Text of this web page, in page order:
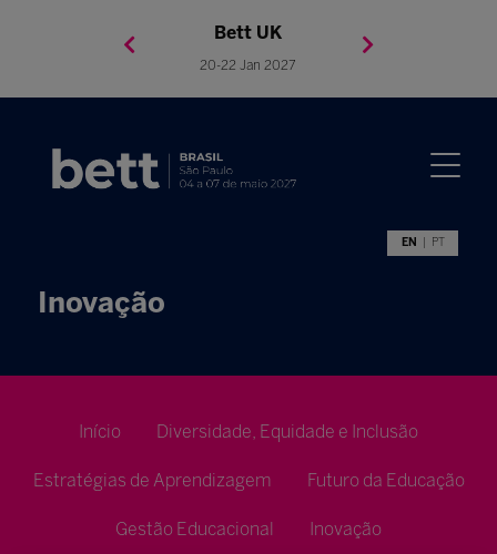
Bett UK
20-22 Jan 2027
Bett Brasil
05-08 Mai 2026
Bett Asia
23-24 Setembro 2026
Bett USA
8-10 November 2027
EN PT
Inovação
Início Diversidade, Equidade e Inclusão
Estratégias de Aprendizagem Futuro da Educação
Gestão Educacional Inovação